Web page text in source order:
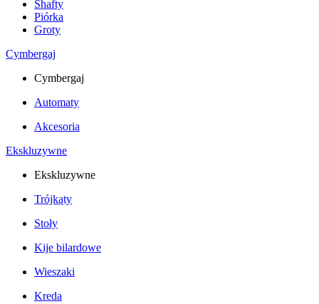
Shafty
Piórka
Groty
Cymbergaj
Cymbergaj
Automaty
Akcesoria
Ekskluzywne
Ekskluzywne
Trójkąty
Stoły
Kije bilardowe
Wieszaki
Kreda